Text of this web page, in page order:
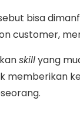
bisa
customer,
skillyang
memberikan